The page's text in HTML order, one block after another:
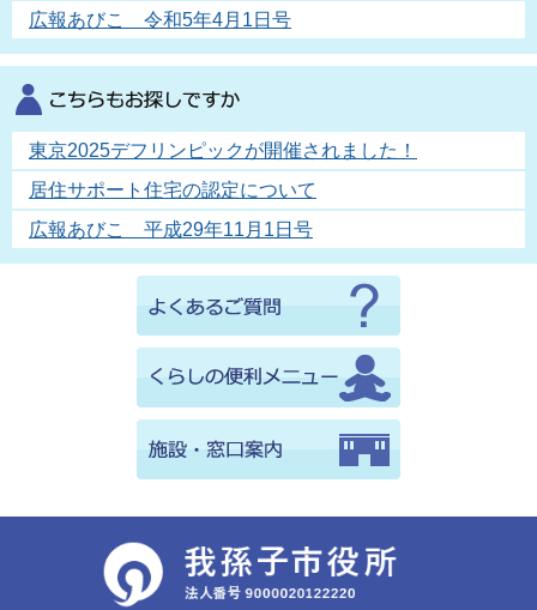
広報あびこ 令和5年4月1日号
東京2025デフリンピックが開催されました！
居住サポート住宅の認定について
広報あびこ 平成29年11月1日号